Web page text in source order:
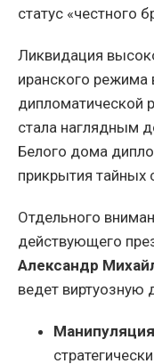
статус «честного
Ликвидация
иранского режима
дипломатической
стала наглядным
Белого дома
прикрытия тайных
Отдельного
действующего
Александр
ведет виртуозную